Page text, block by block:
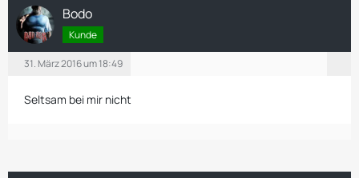
Bodo
Kunde
31. März 2016 um 18:49
Seltsam bei mir nicht